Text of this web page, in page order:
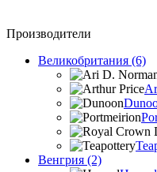
Производители
Великобритания (6)
Венгрия (2)